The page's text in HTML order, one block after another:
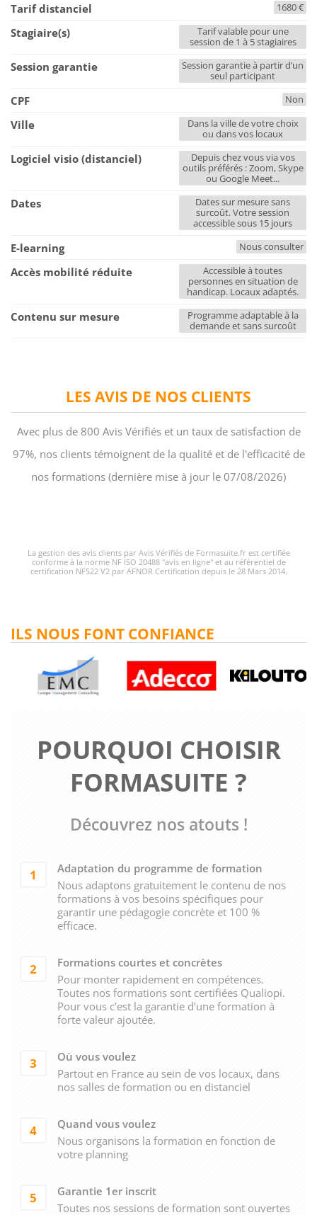
LES AVIS DE NOS CLIENTS
Avec plus de 800 Avis Vérifiés et un taux de satisfaction de
97%, nos clients témoignent de la qualité et de l'efficacité de
nos formations (dernière mise à jour le 07/08/2026)
La gestion des avis clients par Avis Vérifiés de Formasuite.fr est certifiée
conforme à la norme NF ISO 20488 "avis en ligne" et au référentiel de
certification NF522 V2 par AFNOR Certification depuis le 28 Mars 2014.
POURQUOI CHOISIR
FORMASUITE ?
Découvrez nos atouts !
1
Adaptation du programme de formation
Nous adaptons gratuitement le contenu de nos
formations à vos besoins spécifiques pour
garantir une pédagogie concrète et 100 %
efficace.
2
Formations courtes et concrètes
Pour monter rapidement en compétences.
Toutes nos formations sont certifiées Qualiopi.
Pour vous c’est la garantie d’une formation à
forte valeur ajoutée.
3
Où vous voulez
Partout en France au sein de vos locaux, dans
nos salles de formation ou en distanciel
4
Quand vous voulez
Nous organisons la formation en fonction de
votre planning
5
Garantie 1er inscrit
Toutes nos sessions de formation sont ouvertes
ILS NOUS FONT CONFIANCE
Tarif distanciel 1680 €
Stagiaire(s)
Tarif valable pour une
session de 1 à 5 stagiaires
Session garantie
Session garantie à partir d’un
seul participant
CPF Non
Ville
Dans la ville de votre choix
ou dans vos locaux
Logiciel visio (distanciel)
Depuis chez vous via vos
outils préférés : Zoom, Skype
ou Google Meet...
Dates
Dates sur mesure sans
surcoût. Votre session
accessible sous 15 jours
E-learning Nous consulter
Accès mobilité réduite
Accessible à toutes
personnes en situation de
handicap. Locaux adaptés.
Contenu sur mesure
Programme adaptable à la
demande et sans surcoût